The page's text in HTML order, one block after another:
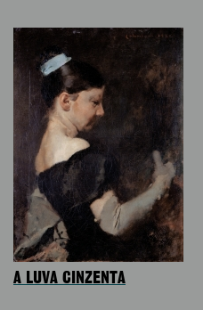
A LUVA CINZENTA